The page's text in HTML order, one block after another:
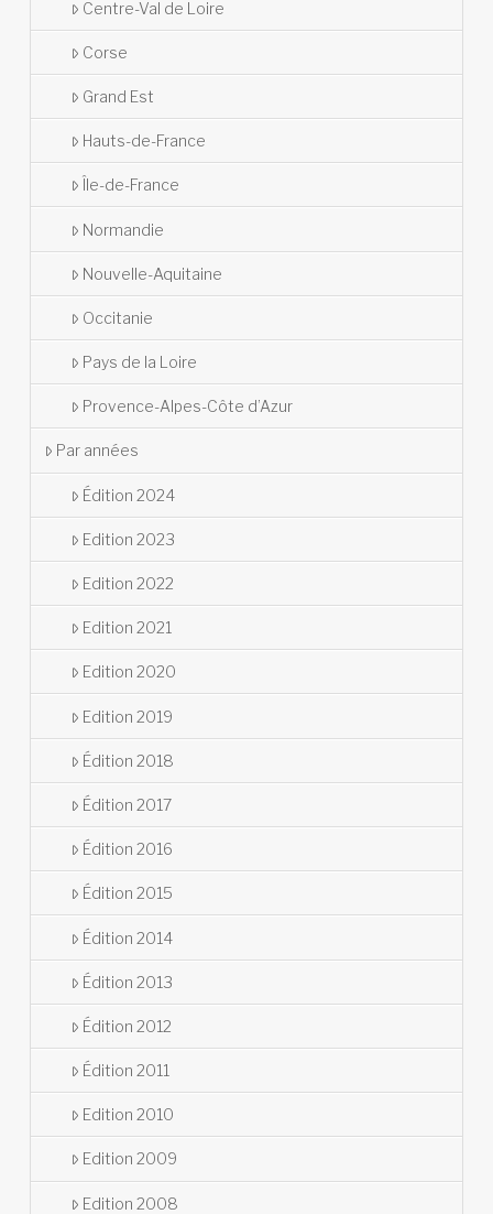
Centre-Val de Loire
Corse
Grand Est
Hauts-de-France
Île-de-France
Normandie
Nouvelle-Aquitaine
Occitanie
Pays de la Loire
Provence-Alpes-Côte d’Azur
Par années
Édition 2024
Edition 2023
Edition 2022
Edition 2021
Edition 2020
Edition 2019
Édition 2018
Édition 2017
Édition 2016
Édition 2015
Édition 2014
Édition 2013
Édition 2012
Édition 2011
Edition 2010
Edition 2009
Edition 2008